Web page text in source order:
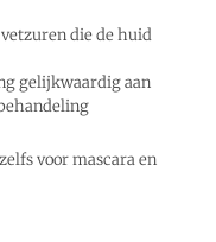
die de huid
gelijkwaardig aan
voor mascara en